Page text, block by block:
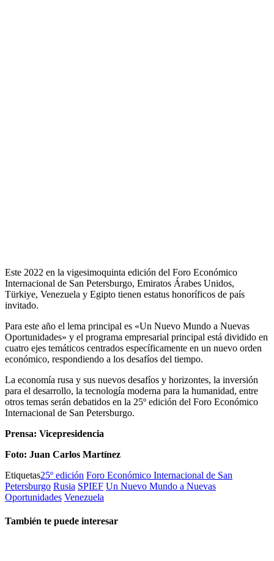
Este 2022 en la vigesimoquinta edición del Foro Económico
Internacional de San Petersburgo, Emiratos Árabes Unidos,
Türkiye, Venezuela y Egipto tienen estatus honoríficos de país
invitado.
Para este año el lema principal es «Un Nuevo Mundo a Nuevas
Oportunidades» y el programa empresarial principal está dividido en
cuatro ejes temáticos centrados específicamente en un nuevo orden
económico, respondiendo a los desafíos del tiempo.
La economía rusa y sus nuevos desafíos y horizontes, la inversión
para el desarrollo, la tecnología moderna para la humanidad, entre
otros temas serán debatidos en la 25º edición del Foro Económico
Internacional de San Petersburgo.
Prensa: Vicepresidencia
Foto: Juan Carlos Martínez
Etiquetas25º edición Foro Económico Internacional de San
Petersburgo Rusia SPIEF Un Nuevo Mundo a Nuevas
Oportunidades Venezuela
También te puede interesar